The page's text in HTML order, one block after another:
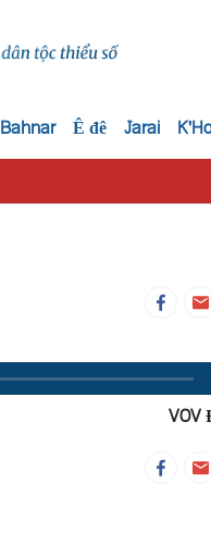
Bahnar Ê đê Jarai K'Ho
VOV